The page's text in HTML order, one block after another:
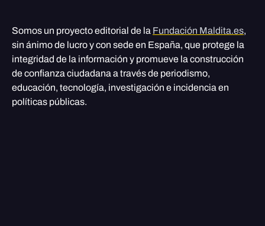
Somos un proyecto editorial de la Fundación Maldita.es,
sin ánimo de lucro y con sede en España, que protege la
integridad de la información y promueve la construcción
de confianza ciudadana a través de periodismo,
educación, tecnología, investigación e incidencia en
políticas públicas.